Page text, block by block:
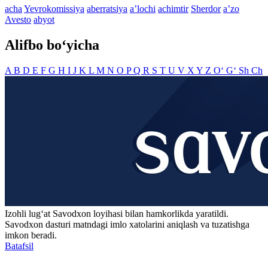
acha Yevrokomissiya aberratsiya aʼlochi achimtir Sherdor aʼzo
Avesto abyot
Alifbo bo‘yicha
A B D E F G H I J K L M N O PQ R S T U V X Y Z O‘ G‘ Sh Ch
Izohli lugʻat Savodxon loyihasi bilan hamkorlikda yaratildi.
Savodxon dasturi matndagi imlo xatolarini aniqlash va tuzatishga
imkon beradi.
Batafsil